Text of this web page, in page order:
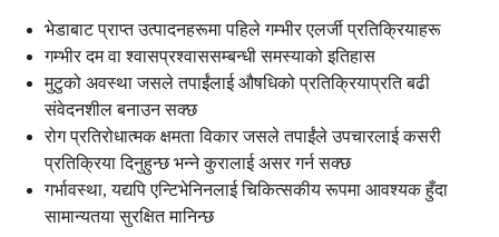
भेडाबाट प्राप्त उत्पादनहरूमा पहिले गम्भीर एलर्जी प्रतिक्रियाहरू
गम्भीर दम वा श्वासप्रश्वाससम्बन्धी समस्याको इतिहास
मुटुको अवस्था जसले तपाईंलाई औषधिको प्रतिक्रियाप्रति बढी
संवेदनशील बनाउन सक्छ
रोग प्रतिरोधात्मक क्षमता विकार जसले तपाईंले उपचारलाई कसरी
प्रतिक्रिया दिनुहुन्छ भन्ने कुरालाई असर गर्न सक्छ
गर्भावस्था, यद्यपि एन्टिभेनिनलाई चिकित्सकीय रूपमा आवश्यक हुँदा
सामान्यतया सुरक्षित मानिन्छ